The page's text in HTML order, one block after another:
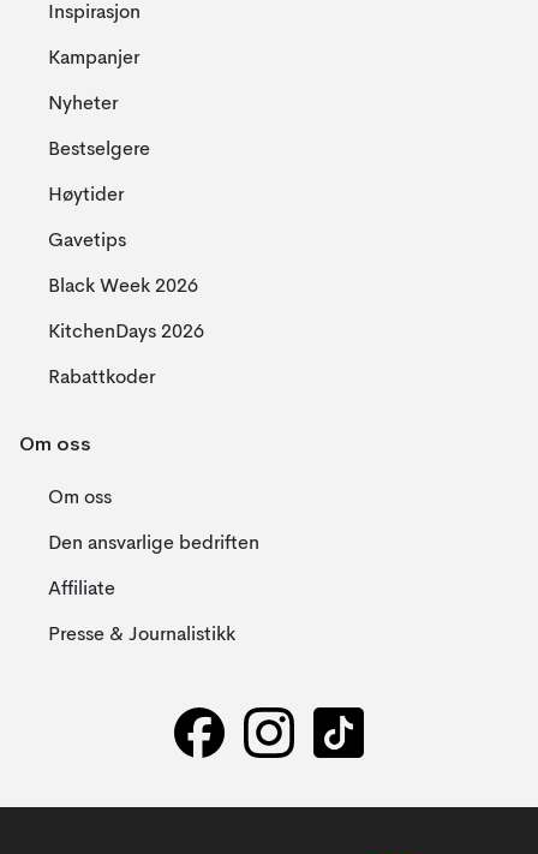
Inspirasjon
Kampanjer
Nyheter
Bestselgere
Høytider
Gavetips
Black Week 2026
KitchenDays 2026
Rabattkoder
Om oss
Om oss
Den ansvarlige bedriften
Affiliate
Presse & Journalistikk